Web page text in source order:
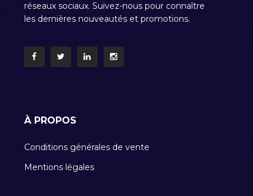
réseaux sociaux. Suivez-nous pour connaître
les dernières nouveautés et promotions.
À PROPOS
Conditions générales de vente
Mentions légales